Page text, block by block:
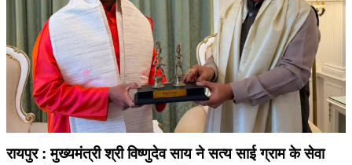
रायपुर : मुख्यमंत्री श्री विष्णुदेव साय ने सत्य साई ग्राम के सेवा